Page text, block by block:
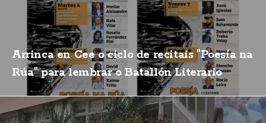
Arrinca en Cee o ciclo de recitais "Poesía na
Rúa" para lembrar o Batallón Literario